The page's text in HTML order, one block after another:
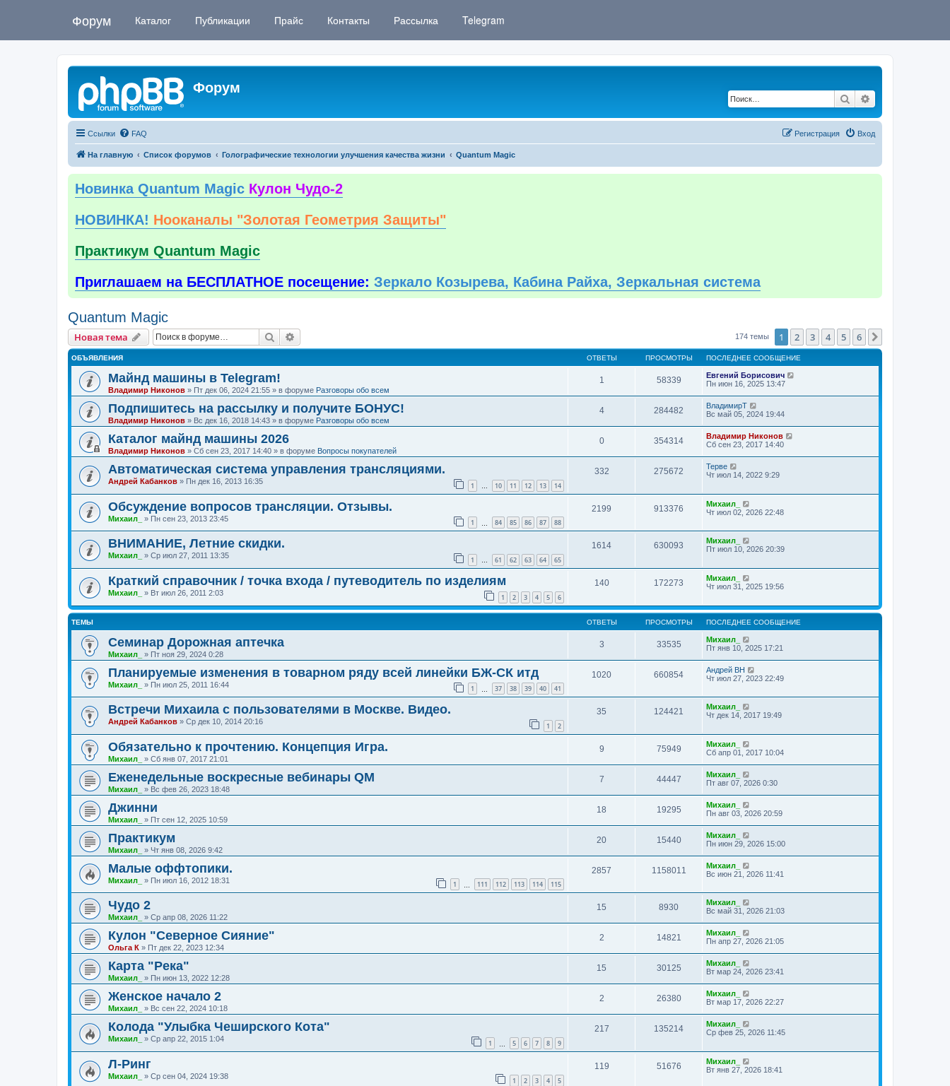
Форум Каталог Публикации Прайс Контакты Рассылка Telegram
Форум
Поиск
Ссылки FAQ Вход
Регистрация
На главную Список форумов Голографические технологии улучшения качества жизни Quantum Magic
Новинка Quantum Magic Кулон Чудо-2
НОВИНКА! Нооканалы "Золотая Геометрия Защиты"
Практикум Quantum Magic
Приглашаем на БЕСПЛАТНОЕ посещение: Зеркало Козырева, Кабина Райха, Зеркальная система
Quantum Magic
Новая тема Поиск 174 темы 1 2 3 4 5 6
ОБЪЯВЛЕНИЯ ОТВЕТЫ ПРОСМОТРЫ ПОСЛЕДНЕЕ СООБЩЕНИЕ
Майнд машины в Telegram!
Владимир Никонов » Пт дек 06, 2024 21:55 » в форуме Разговоры обо всем
1 58339
Евгений Борисович
Пн июн 16, 2025 13:47
Подпишитесь на рассылку и получите БОНУС!
Владимир Никонов » Вс дек 16, 2018 14:43 » в форуме Разговоры обо всем
4 284482
ВладимирТ
Вс май 05, 2024 19:44
Каталог майнд машины 2026
Владимир Никонов » Сб сен 23, 2017 14:40 » в форуме Вопросы покупателей
0 354314
Владимир Никонов
Сб сен 23, 2017 14:40
Автоматическая система управления трансляциями.
Андрей Кабанков » Пн дек 16, 2013 16:35 1 … 10 11 12 13 14
332 275672
Терве
Чт июл 14, 2022 9:29
Обсуждение вопросов трансляции. Отзывы.
Михаил_ » Пн сен 23, 2013 23:45 1 84 85 86 87 88
2199 913376
Михаил_
Чт июл 02, 2026 22:48
ВНИМАНИЕ, Летние скидки.
Михаил_ » Ср июл 27, 2011 13:35 1 … 61 62 63 64 65
1614 630093
Михаил_
Пт июл 10, 2026 20:39
Краткий справочник / точка входа / путеводитель по изделиям
Михаил_ » Вт июл 26, 2011 2:03 1 2 3 4 5 6
140 172273
Михаил_
Чт июл 31, 2025 19:56
ТЕМЫ ОТВЕТЫ ПРОСМОТРЫ ПОСЛЕДНЕЕ СООБЩЕНИЕ
Семинар Дорожная аптечка
Михаил_ » Пт ноя 29, 2024 0:28
3 33535
Михаил_
Пт янв 10, 2025 17:21
Планируемые изменения в товарном ряду всей линейки БЖ-СК итд
Михаил_ » Пн июл 25, 2011 16:44 1 37 38 39 40 41
1020 660854
Андрей ВН
Чт июл 27, 2023 22:49
Встречи Михаила с пользователями в Москве. Видео.
Андрей Кабанков » Ср дек 10, 2014 20:16 1 2
35 124421
Михаил_
Чт дек 14, 2017 19:49
Обязательно к прочтению. Концепция Игра.
Михаил_ » Сб янв 07, 2017 21:01
9 75949
Михаил_
Сб апр 01, 2017 10:04
Еженедельные воскресные вебинары QM
Михаил_ » Вс фев 26, 2023 18:48
7 44447
Михаил_
Пт авг 07, 2026 0:30
Джинни
Михаил_ » Пт сен 12, 2025 10:59
18 19295
Михаил_
Пн авг 03, 2026 20:59
Практикум
Михаил_ » Чт янв 08, 2026 9:42
20 15440
Михаил_
Пн июн 29, 2026 15:00
Малые оффтопики.
Михаил_ » Пн июл 16, 2012 18:31 1 111 112 113 114 115
2857 1158011
Михаил_
Вс июн 21, 2026 11:41
Чудо 2
Михаил_ » Ср апр 08, 2026 11:22
15 8930
Михаил_
Вс май 31, 2026 21:03
Кулон "Северное Сияние"
Ольга К » Пт дек 22, 2023 12:34
2 14821
Михаил_
Пн апр 27, 2026 21:05
Карта "Река"
Михаил_ » Пн июн 13, 2022 12:28
15 30125
Михаил_
Вт мар 24, 2026 23:41
Женское начало 2
Михаил_ » Вс сен 22, 2024 10:18
2 26380
Михаил_
Вт мар 17, 2026 22:27
Колода "Улыбка Чеширского Кота"
Михаил_ » Ср апр 22, 2015 1:04 1 5 6 7 8 9
217 135214
Михаил_
Ср фев 25, 2026 11:45
Л-Ринг
Михаил_ » Ср сен 04, 2024 19:38 1 2 3 4 5
119 51676
Михаил_
Вт янв 27, 2026 18:41